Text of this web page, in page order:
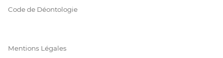
Code de Déontologie
Mentions Légales